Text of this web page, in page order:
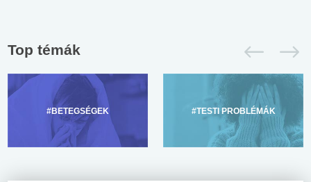
Top témák
#BETEGSÉGEK #TESTI PROBLÉMÁK